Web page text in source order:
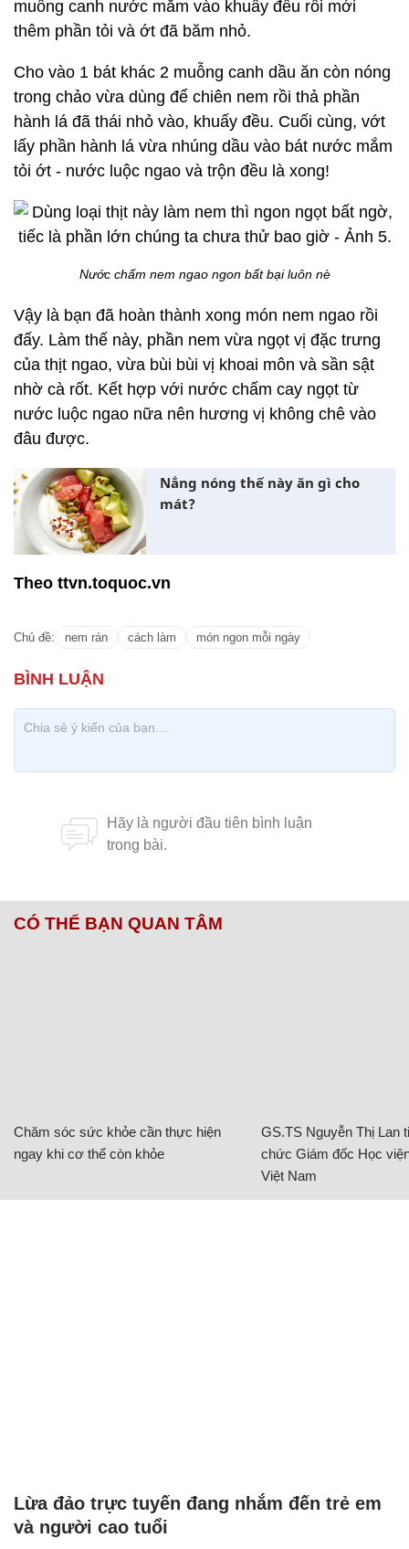
muỗng canh nước mắm vào khuấy đều rồi mới
thêm phần tỏi và ớt đã băm nhỏ.
Cho vào 1 bát khác 2 muỗng canh dầu ăn còn nóng
trong chảo vừa dùng để chiên nem rồi thả phần
hành lá đã thái nhỏ vào, khuấy đều. Cuối cùng, vớt
lấy phần hành lá vừa nhúng dầu vào bát nước mắm
tỏi ớt - nước luộc ngao và trộn đều là xong!
Nước chấm nem ngao ngon bất bại luôn nè
Vậy là bạn đã hoàn thành xong món nem ngao rồi
đấy. Làm thế này, phần nem vừa ngọt vị đặc trưng
của thịt ngao, vừa bùi bùi vị khoai môn và sần sật
nhờ cà rốt. Kết hợp với nước chấm cay ngọt từ
nước luộc ngao nữa nên hương vị không chê vào
đâu được.
Nắng nóng thế này ăn gì cho
mát?
Theo ttvn.toquoc.vn
Chủ đề: nem rán cách làm món ngon mỗi ngày
CÓ THỂ BẠN QUAN TÂM
Chăm sóc sức khỏe cần thực hiện
ngay khi cơ thể còn khỏe
GS.TS Nguyễn Thị Lan
chức Giám đốc Học
Việt Nam
Lừa đảo trực tuyến đang nhắm đến trẻ em
và người cao tuổi